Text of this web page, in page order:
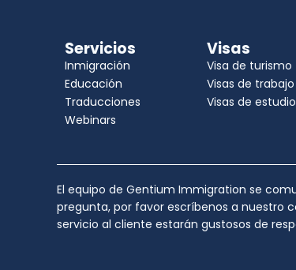
Servicios
Inmigración
Educación
Traducciones
Webinars
Visas
Visa de turismo
Visas de trabajo
Visas de estudio
El equipo de Gentium Immigration se
pregunta, por favor escríbenos a nuestro
servicio al cliente estarán gustosos de